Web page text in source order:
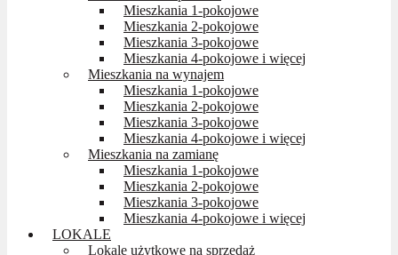
Mieszkania 1-pokojowe
Mieszkania 2-pokojowe
Mieszkania 3-pokojowe
Mieszkania 4-pokojowe i więcej
Mieszkania na wynajem
Mieszkania 1-pokojowe
Mieszkania 2-pokojowe
Mieszkania 3-pokojowe
Mieszkania 4-pokojowe i więcej
Mieszkania na zamianę
Mieszkania 1-pokojowe
Mieszkania 2-pokojowe
Mieszkania 3-pokojowe
Mieszkania 4-pokojowe i więcej
LOKALE
Lokale użytkowe na sprzedaż